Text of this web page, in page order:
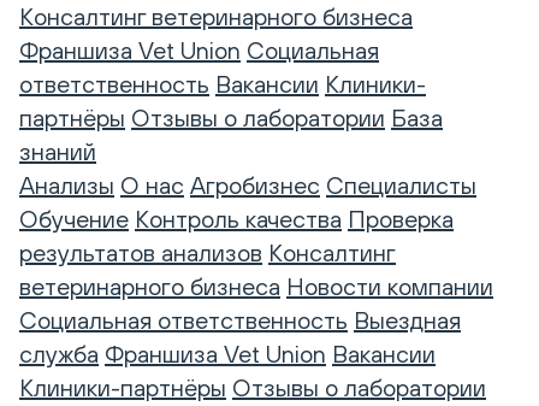
Консалтинг ветеринарного бизнеса
Франшиза Vet Union Социальная
ответственность Вакансии Клиники-
партнёры Отзывы о лаборатории База
знаний
Анализы О нас Агробизнес Специалисты
Обучение Контроль качества Проверка
результатов анализов Консалтинг
ветеринарного бизнеса Новости компании
Социальная ответственность Выездная
служба Франшиза Vet Union Вакансии
Клиники-партнёры Отзывы о лаборатории